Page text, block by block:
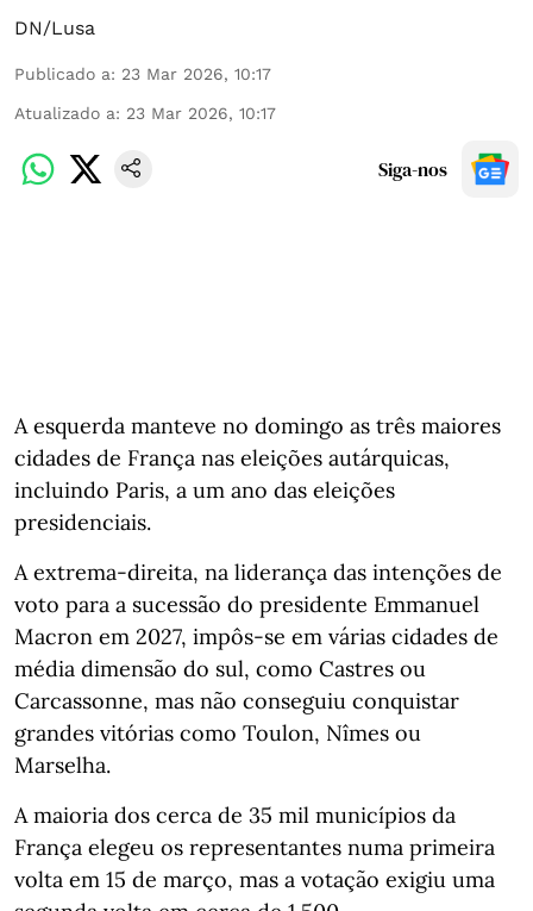
DN/Lusa
Publicado a: 23 Mar 2026, 10:17
Atualizado a: 23 Mar 2026, 10:17
Siga-nos
A esquerda manteve no domingo as três maiores
cidades de França nas eleições autárquicas,
incluindo Paris, a um ano das eleições
presidenciais.
A extrema-direita, na liderança das intenções de
voto para a sucessão do presidente Emmanuel
Macron em 2027, impôs-se em várias cidades de
média dimensão do sul, como Castres ou
Carcassonne, mas não conseguiu conquistar
grandes vitórias como Toulon, Nîmes ou
Marselha.
A maioria dos cerca de 35 mil municípios da
França elegeu os representantes numa primeira
volta em 15 de março, mas a votação exigiu uma